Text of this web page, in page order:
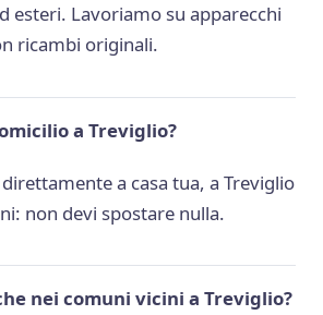
esteri. Lavoriamo su apparecchi
ricambi originali.
a Treviglio?
a casa tua, a Treviglio
non devi spostare nulla.
nei comuni vicini a Treviglio?